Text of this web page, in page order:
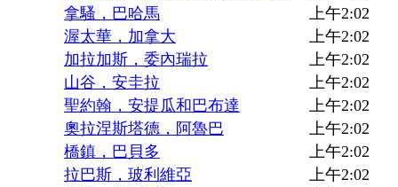
拿騷，巴哈馬
上午2:02
渥太華，加拿大
上午2:02
加拉加斯，委內瑞拉
上午2:02
山谷，安圭拉
上午2:02
聖約翰，安提瓜和巴布達
上午2:02
奧拉涅斯塔德，阿魯巴
上午2:02
橋鎮，巴貝多
上午2:02
拉巴斯，玻利維亞
上午2:02